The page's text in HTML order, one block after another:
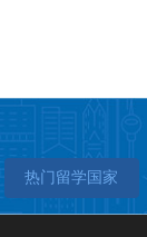
热门留学国家